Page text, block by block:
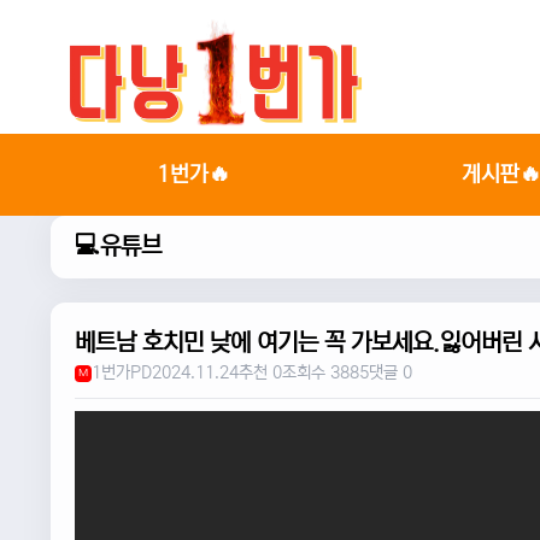
1번가🔥 게시판🔥
💻유튜브
베트남 호치민 낮에 여기는 꼭 가보세요.잃어버린
M 1번가PD2024.11.24추천 0조회수 3885댓글 0